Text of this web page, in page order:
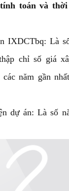
toán và
IXDCTbq: Là
chỉ số giá
năm gần
dự án: Là số